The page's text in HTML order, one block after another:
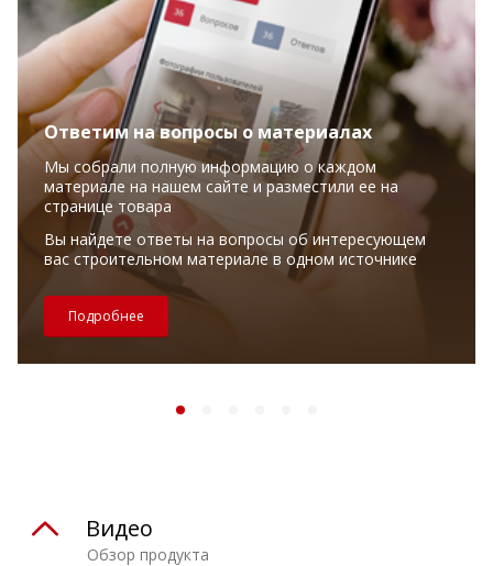
Ответим на вопросы о материалах
Мы собрали полную информацию о каждом
материале на нашем сайте и разместили ее на
странице товара
Вы найдете ответы на вопросы об интересующем
вас строительном материале в одном источнике
Подробнее
Обзор продукта
Видео